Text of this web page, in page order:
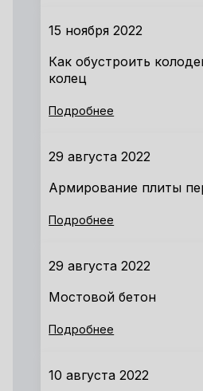
15 ноября 2022
Как обустроить
колец
Подробнее
29 августа 2022
Армирование плиты
Подробнее
29 августа 2022
Мостовой бетон
Подробнее
10 августа 2022